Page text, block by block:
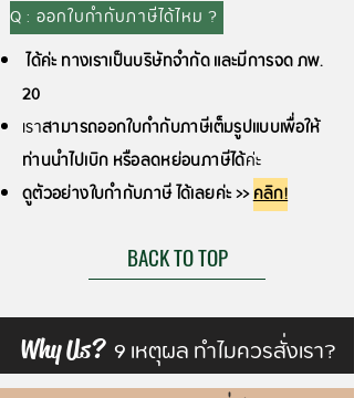
Q : ออกใบกำกับภาษีได้ไหม ?
ได้ค่ะทางเราเป็นบริษัทจำกัด และมีการจด ภพ.
20
เราสามารถออกใบกำกับภาษีเต็มรูปแบบเพื่อให้
ท่านนำไปเบิก หรือลดหย่อนภาษีได้ค่ะ
ดูตัวอย่างใบกำกับภาษี ได้เลยค่ะ >>คลิก!
BACK TO TOP
Why Us? 9 เหตุผล ทำไมควรสั่งเรา?